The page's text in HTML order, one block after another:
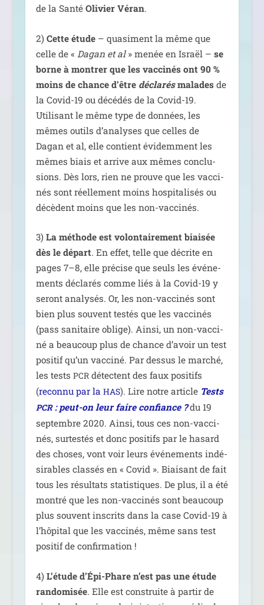
de la Santé Olivier Véran.
2) Cette étude– qua­si­ment la même que
celle de « Dagan et al» menée en Israël – se
borne à mon­trer que les vac­ci­nés ont 90 %
moins de chance d’être décla­résmaladesde
la Covid-19 ou décé­dés de la Covid-19.
Utilisant le même type de don­nées, les
mêmes outils d’analyses que celles de
Dagan et al, elle contient évi­dem­ment les
mêmes biais et arrive aux mêmes conclu­
sions. Dès lors, rien ne prouve que les vac­ci­
nés sont réel­le­ment moins hos­pi­ta­li­sés ou
décèdent moins que les non-vaccinés.
3) La méthode est volon­tai­re­ment biai­sée
dès le départ. En effet, telle que décrite en
pages 7–8, elle pré­cise que seuls les évé­ne­
ments décla­rés comme liés à la Covid-19 y
seront ana­ly­sés. Or, les non-vac­ci­nés sont
bien plus sou­vent tes­tés que les vac­ci­nés
(pass sani­taire oblige). Ainsi, un non-vac­ci­
né a beau­coup plus de chance d’avoir un test
posi­tif qu’un vac­ci­né. Par des­sus le mar­ché,
les tests PCRdétectent des faux posi­tifs
(recon­nu par la HAS). Lire notre article Tests
PCR: peut-on leur faire confiance ?du 19
sep­tembre 2020. Ainsi, tous ces non-vac­ci­
nés, sur­tes­tés et donc posi­tifs par le hasard
des choses, vont voir leurs évé­ne­ments indé­
si­rables clas­sés en « Covid ». Biaisant de fait
tous les résul­tats sta­tis­tiques. De plus, il a été
mon­tré que les non-vac­ci­nés sont beau­coup
plus sou­vent ins­crits dans la case Covid-19 à
l’hôpital que les vac­ci­nés, même sans test
posi­tif de confirmation !
4) L’étude d’Épi-Phare n’est pas une étude
ran­do­mi­sée. Elle est construite à par­tir de